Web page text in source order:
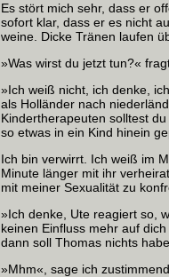
Es stört mich sehr, dass er
sofort klar, dass er es nicht
weine. Dicke Tränen laufen
»Was wirst du jetzt tun?«
»Ich weiß nicht, ich denke,
als Holländer nach
Kindertherapeuten solltest
so etwas in ein Kind hinein
Ich bin verwirrt. Ich weiß im
Minute länger mit ihr
mit meiner Sexualität zu
»Ich denke, Ute reagiert so,
keinen Einfluss mehr auf
dann soll Thomas nichts
»Mhm«, sage ich zustimmend.